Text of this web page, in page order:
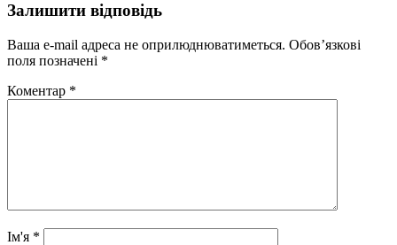
Залишити відповідь
Ваша e-mail адреса не оприлюднюватиметься. Обов’язкові
поля позначені *
Коментар *
Ім'я *